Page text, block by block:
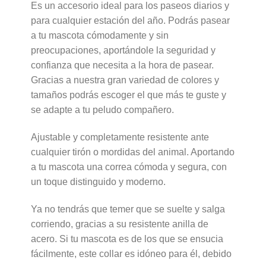
Es un accesorio ideal para los paseos diarios y
para cualquier estación del año. Podrás pasear
a tu mascota cómodamente y sin
preocupaciones, aportándole la seguridad y
confianza que necesita a la hora de pasear.
Gracias a nuestra gran variedad de colores y
tamaños podrás escoger el que más te guste y
se adapte a tu peludo compañero.
Ajustable y completamente resistente ante
cualquier tirón o mordidas del animal. Aportando
a tu mascota una correa cómoda y segura, con
un toque distinguido y moderno.
Ya no tendrás que temer que se suelte y salga
corriendo, gracias a su resistente anilla de
acero. Si tu mascota es de los que se ensucia
fácilmente, este collar es idóneo para él, debido